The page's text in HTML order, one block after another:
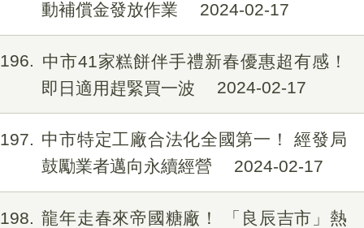
動補償金發放作業
2024-02-17
196
中市41家糕餅伴手禮新春優惠超有感！
即日適用趕緊買一波
2024-02-17
197
中市特定工廠合法化全國第一！ 經發局
鼓勵業者邁向永續經營
2024-02-17
198
龍年走春來帝國糖廠！ 「良辰吉市」熱